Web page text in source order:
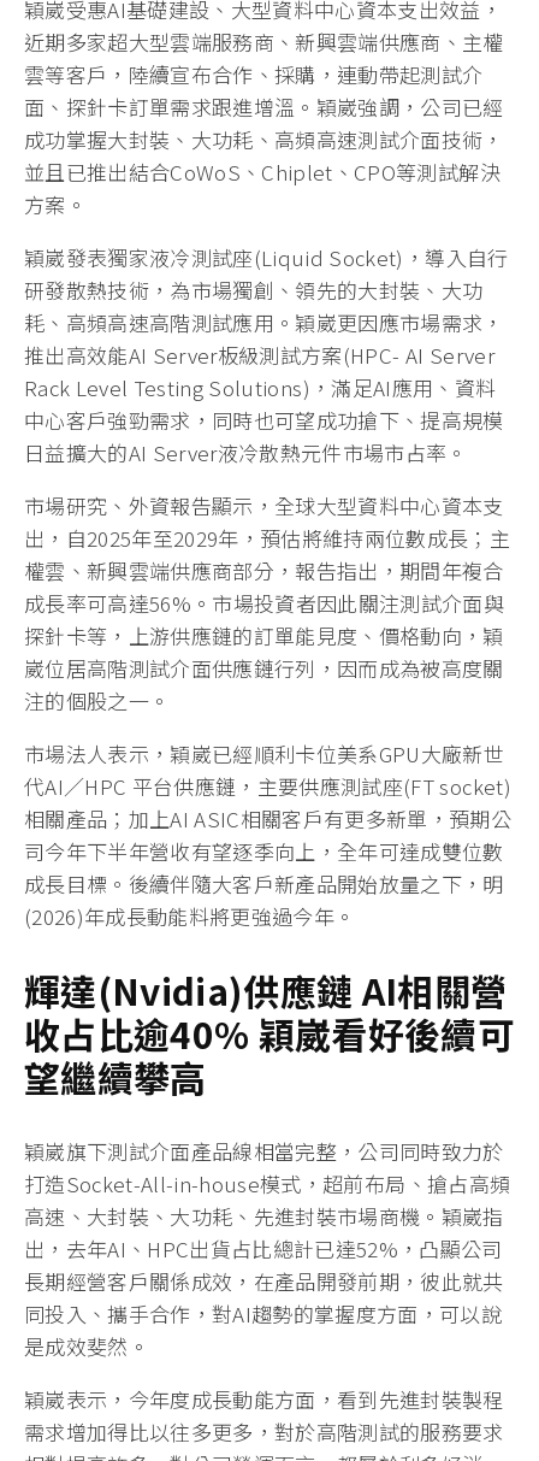
穎崴受惠AI基礎建設、大型資料中心資本支出效益，
近期多家超大型雲端服務商、新興雲端供應商、主權
雲等客戶，陸續宣布合作、採購，連動帶起測試介
面、探針卡訂單需求跟進增溫。穎崴強調，公司已經
成功掌握大封裝、大功耗、高頻高速測試介面技術，
並且已推出結合CoWoS、Chiplet、CPO等測試解決
方案。
穎崴發表獨家液冷測試座(Liquid Socket)，導入自行
研發散熱技術，為市場獨創、領先的大封裝、大功
耗、高頻高速高階測試應用。穎崴更因應市場需求，
推出高效能AI Server板級測試方案(HPC- AI Server
Rack Level Testing Solutions)，滿足AI應用、資料
中心客戶強勁需求，同時也可望成功搶下、提高規模
日益擴大的AI Server液冷散熱元件市場市占率。
市場研究、外資報告顯示，全球大型資料中心資本支
出，自2025年至2029年，預估將維持兩位數成長；主
權雲、新興雲端供應商部分，報告指出，期間年複合
成長率可高達56%。市場投資者因此關注測試介面與
探針卡等，上游供應鏈的訂單能見度、價格動向，穎
崴位居高階測試介面供應鏈行列，因而成為被高度關
注的個股之一。
市場法人表示，穎崴已經順利卡位美系GPU大廠新世
代AI／HPC 平台供應鏈，主要供應測試座(FT socket)
相關產品；加上AI ASIC相關客戶有更多新單，預期公
司今年下半年營收有望逐季向上，全年可達成雙位數
成長目標。後續伴隨大客戶新產品開始放量之下，明
(2026)年成長動能料將更強過今年。
輝達(Nvidia)供應鏈AI相關營
收占比逾40% 穎崴看好後續可
望繼續攀高
穎崴旗下測試介面產品線相當完整，公司同時致力於
打造Socket-All-in-house模式，超前布局、搶占高頻
高速、大封裝、大功耗、先進封裝市場商機。穎崴指
出，去年AI、HPC出貨占比總計已達52%，凸顯公司
長期經營客戶關係成效，在產品開發前期，彼此就共
同投入、攜手合作，對AI趨勢的掌握度方面，可以說
是成效斐然。
穎崴表示，今年度成長動能方面，看到先進封裝製程
需求增加得比以往多更多，對於高階測試的服務要求